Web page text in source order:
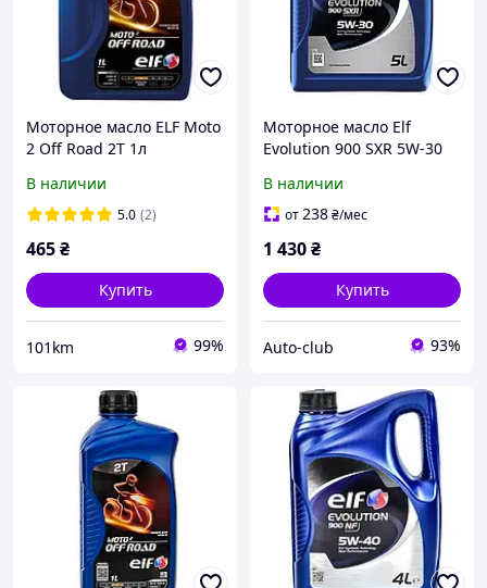
Моторное масло ELF Moto
2 Off Road 2T 1л
В наличии
5.0 (2)
465₴
Купить
101km 99%
Моторное масло Elf
Evolution 900 SXR 5W-30
В наличии
от238₴/мес
1 430₴
Купить
Auto-club 93%